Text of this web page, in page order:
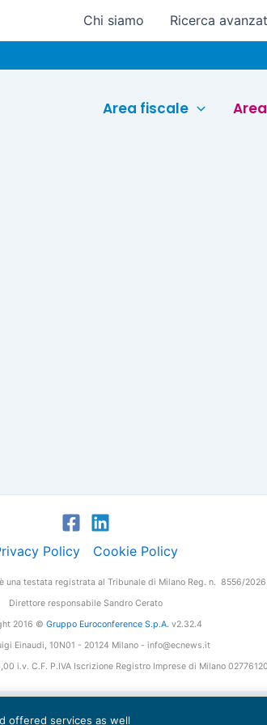
Chi siamo Ricerca
Area fiscale
Policy Cookie Policy
è una testata registrata al Tribunale di Milano Reg. n. 8556/2026
Direttore responsabile Sandro Cerato
2016 © Gruppo Euroconference S.p.A. v2.32.4
Einaudi, 10N01 - 20124 Milano - info@ecnews.it
i.v. C.F. P.IVA Iscrizione Registro Imprese di Milano
offered services as well